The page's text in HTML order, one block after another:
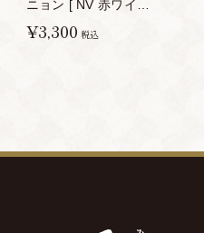
ニョン [ NV 赤ワイン
750ml ]
¥3,300 税込